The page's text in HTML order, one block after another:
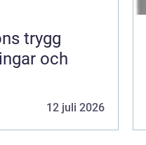
och
12 juli 2026